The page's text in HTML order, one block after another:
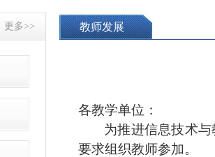
更多>> 教师发展
各教学单位：
为推进信息技术
要求组织教师参加。